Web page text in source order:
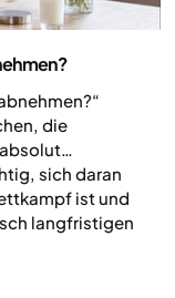
die
sich daran
ist und
langfristigen